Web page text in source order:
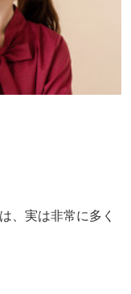
、実は非常に多く